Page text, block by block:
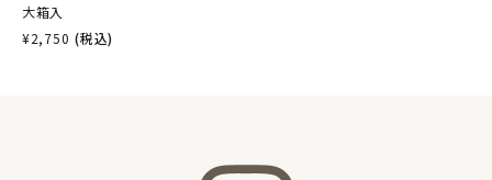
大箱入
¥2,750 (税込)